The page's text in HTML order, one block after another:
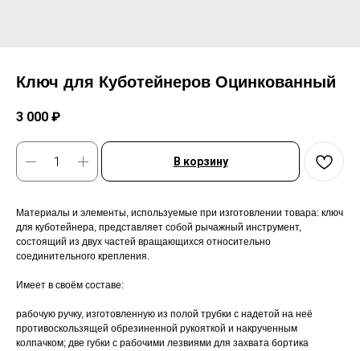
Ключ для Куботейнеров Оцинкованный
3 000 ₽
В корзину
Материалы и элементы, используемые при изготовлении товара: ключ
для куботейнера, представляет собой рычажный инструмент,
состоящий из двух частей вращающихся относительно
соединительного крепления.
Имеет в своём составе:
рабочую ручку, изготовленную из полой трубки с надетой на неё
противоскользящей обрезиненной рукояткой и накрученным
колпачком; две губки с рабочими лезвиями для захвата бортика